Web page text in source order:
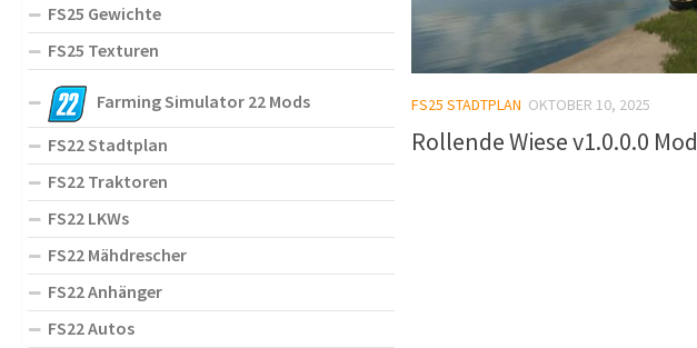
FS25 STADTPLAN OKTOBER 10, 2025
Rollende Wiese v1.0.0.0 Mod
FS25 Gewichte
FS25 Texturen
Farming Simulator 22 Mods
FS22 Stadtplan
FS22 Traktoren
FS22 LKWs
FS22 Mähdrescher
FS22 Anhänger
FS22 Autos